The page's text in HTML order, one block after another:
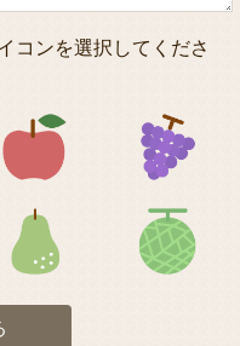
コンを選択してくださ
コン2 アイコン3
コン6 アイコン7